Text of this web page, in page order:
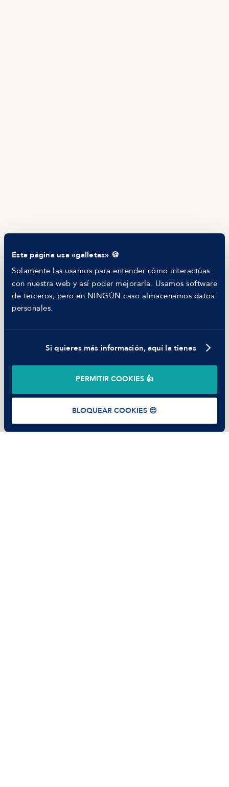
Esta página usa «galletas» 🍪
Solamente las usamos para entender cómo interactúas
con nuestra web y así poder mejorarla. Usamos software
de terceros, pero en NINGÚN caso almacenamos datos
personales.
Si quieres más información, aquí la tienes
PERMITIR COOKIES 👍
BLOQUEAR COOKIES 😔
Comparador de Procesos de Selección
Hiring report
MANFRED
Nosotros
Código ético
Parte de guerra
Trabajar en Manfred
©2026Manfred Tech S.L.U.
Términos de usoPolítica de PrivacidadCookies